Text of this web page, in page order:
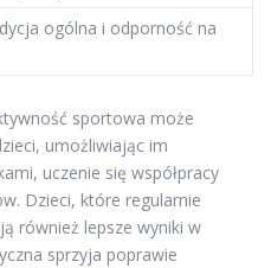
ogólna i odporność na
sportowa może
umożliwiając im
uczenie się współpracy
Dzieci, które regularnie
również lepsze wyniki w
sprzyja poprawie